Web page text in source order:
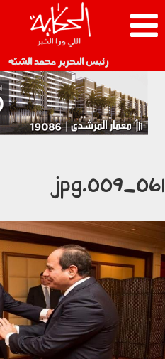
رئيس التحرير محمد الشبّه